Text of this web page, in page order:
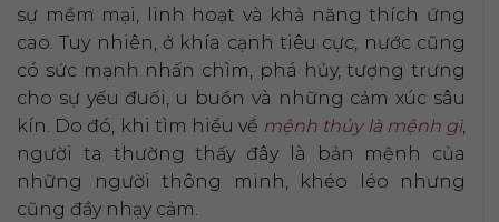
sự mềm mại, linh hoạt và khả năng thích ứng
cao. Tuy nhiên, ở khía cạnh tiêu cực, nước cũng
có sức mạnh nhấn chìm, phá hủy, tượng trưng
cho sự yếu đuối, u buồn và những cảm xúc sâu
kín. Do đó, khi tìm hiểu về mệnh thủy là mệnh gì,
người ta thường thấy đây là bản mệnh của
những người thông minh, khéo léo nhưng
cũng đầy nhạy cảm.